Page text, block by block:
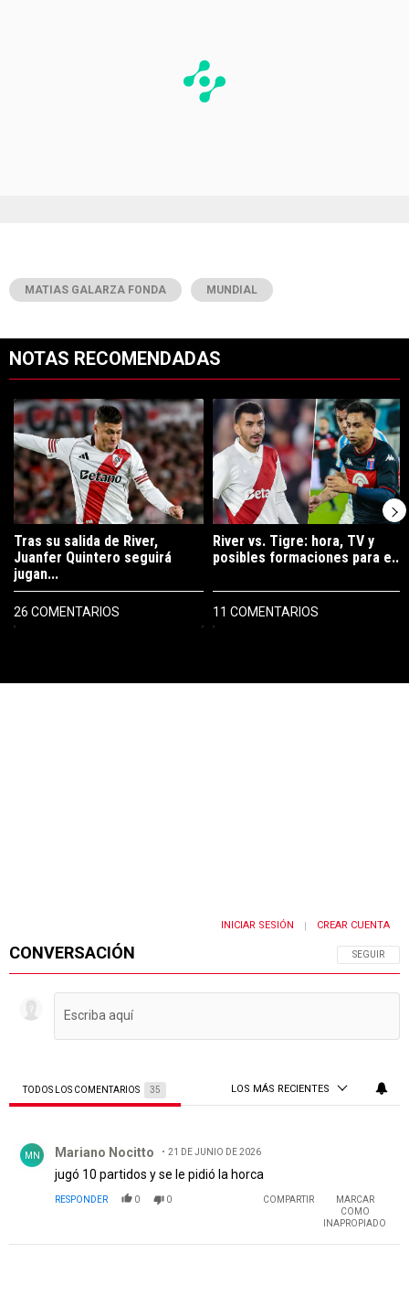
MATIAS GALARZA FONDA MUNDIAL
NOTAS RECOMENDADAS
Un artículo de tendencia con el título "Tras su salida de River,
Tras su salida de River,
Juanfer Quintero seguirá
jugan...
26 COMENTARIOS
Un artículo de tendencia con el
River vs. Tigre: hora, TV y
posibles formaciones para e...
11 COMENTARIOS
CONVERSACIÓN SIGA ESTA
SEGUIR
INICIAR SESIÓN CREAR CUENTA
TODOS LOS COMENTARIOS 35 LOS MÁS RECIENTES
MN Mariano Nocitto 21 DE JUNIO DE 2026
jugó 10 partidos y se le pidió la horca
RESPONDER 0 0 COMPARTIR
MARCAR
COMO
INAPROPIADO